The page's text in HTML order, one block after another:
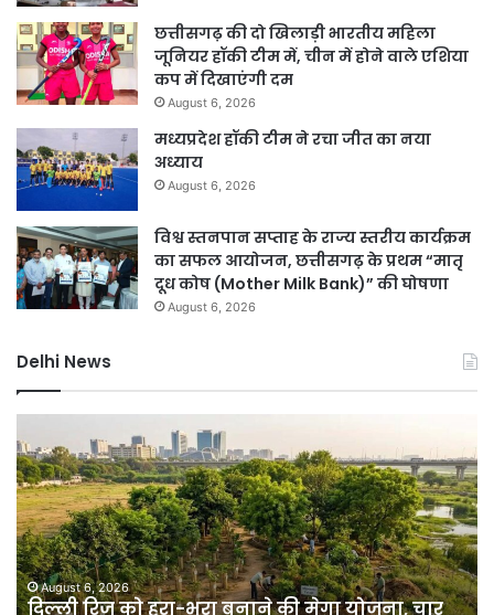
छत्तीसगढ़ की दो खिलाड़ी भारतीय महिला
जूनियर हॉकी टीम में, चीन में होने वाले एशिया
कप में दिखाएंगी दम
August 6, 2026
मध्यप्रदेश हॉकी टीम ने रचा जीत का नया
अध्याय
August 6, 2026
विश्व स्तनपान सप्ताह के राज्य स्तरीय कार्यक्रम
का सफल आयोजन, छत्तीसगढ़ के प्रथम “मातृ
दूध कोष (Mother Milk Bank)” की घोषणा
August 6, 2026
Delhi News
में
भारी
बारिश
से
हालात
बिगड़े,
जलभराव
के
August 6, 2026
गुरुग्राम में भारी बारिश से हालात बिगड़े, जलभराव के